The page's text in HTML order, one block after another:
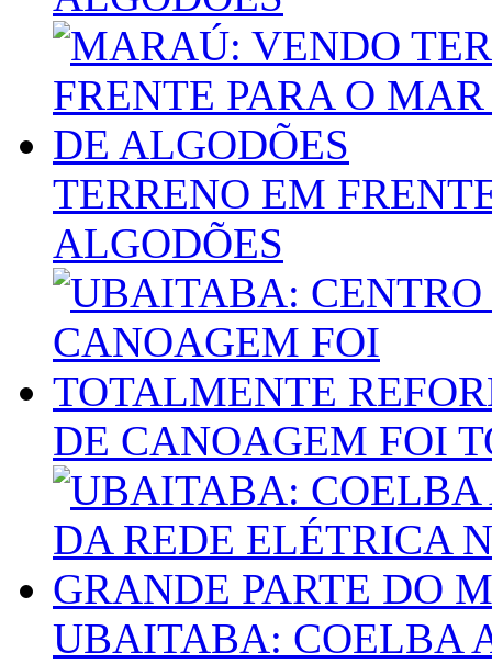
TERRENO EM
ALGODÕES
DE CANOAGEM FOI
UBAITABA: COELBA